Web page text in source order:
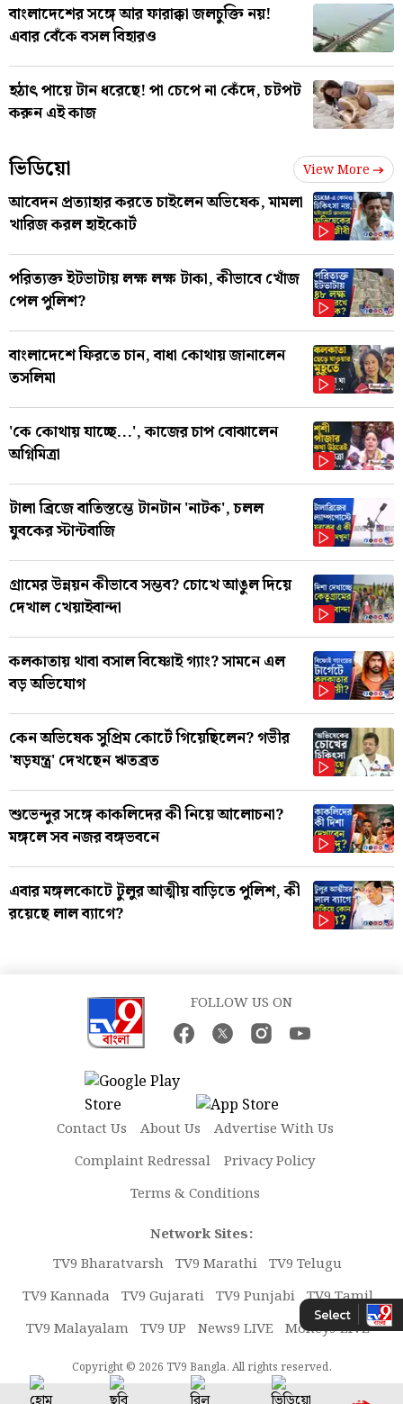
বাংলাদেশের সঙ্গে আর ফারাক্কা জলচুক্তি নয়!
এবার বেঁকে বসল বিহারও
হঠাৎ পায়ে টান ধরেছে! পা চেপে না কেঁদে, চটপট
করুন এই কাজ
ভিডিয়ো View More
আবেদন প্রত্যাহার করতে চাইলেন অভিষেক, মামলা
খারিজ করল হাইকোর্ট
পরিত্যক্ত ইটভাটায় লক্ষ লক্ষ টাকা, কীভাবে খোঁজ
পেল পুলিশ?
বাংলাদেশে ফিরতে চান, বাধা কোথায় জানালেন
তসলিমা
'কে কোথায় যাচ্ছে...', কাজের চাপ বোঝালেন
অগ্নিমিত্রা
টালা ব্রিজে বাতিস্তম্ভে টানটান 'নাটক', চলল
যুবকের স্টান্টবাজি
গ্রামের উন্নয়ন কীভাবে সম্ভব? চোখে আঙুল দিয়ে
দেখাল খেয়াইবান্দা
কলকাতায় থাবা বসাল বিষ্ণোই গ্যাং? সামনে এল
বড় অভিযোগ
কেন অভিষেক সুপ্রিম কোর্টে গিয়েছিলেন? গভীর
'ষড়যন্ত্র' দেখছেন ঋতব্রত
শুভেন্দুর সঙ্গে কাকলিদের কী নিয়ে আলোচনা?
মঙ্গলে সব নজর বঙ্গভবনে
এবার মঙ্গলকোটে টুলুর আত্মীয় বাড়িতে পুলিশ, কী
রয়েছে লাল ব্যাগে?
FOLLOW US ON
Contact Us About Us
Advertise With Us
Complaint Redressal
Privacy Policy
Terms & Conditions
Network Sites:
TV9 Bharatvarsh TV9 Marathi TV9 Telugu
TV9 Kannada TV9 Gujarati TV9 Punjabi TV9 Tamil
TV9 Malayalam TV9 UP News9 LIVE Money9 LIVE
Copyright © 2026 TV9 Bangla. All rights reserved.